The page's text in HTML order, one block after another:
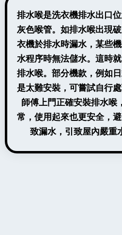
排水喉是洗衣機排水出口
灰色喉管。如排水喉出現
衣機於排水時漏水，某些
水程序時無法儲水。這時
排水喉。部分機款，例如
是太難安裝，可嘗試自行
師傅上門正確安裝排水喉
常，使用起來也更安全，
致漏水，引致屋內嚴重